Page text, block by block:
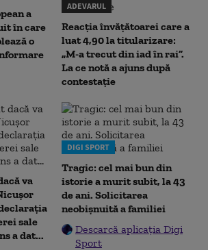
a
în care
o
ADEVARUL
Reacția învățătoarei care a
luat 4,90 la titularizare:
„M-a trecut din iad în rai”.
La ce notă a ajuns după
contestație
va
sale
a dat...
DIGI SPORT
Tragic: cel mai bun din
istorie a murit subit, la 43
de ani. Solicitarea
neobișnuită a familiei
Descarcă aplicația Digi
Sport